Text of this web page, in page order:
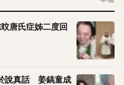
旼唐氏症姊二度回
於說真話 姜鎬童成